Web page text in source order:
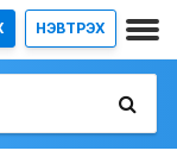
НЭВТРЭХ